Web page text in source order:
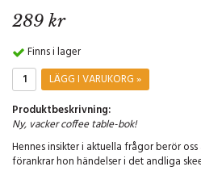
289 kr
Finns i lager
LÄGG I VARUKORG »
Produktbeskrivning:
Ny, vacker coffee table-bok!
Hennes insikter i aktuella frågor berör
förankrar hon händelser i det andliga